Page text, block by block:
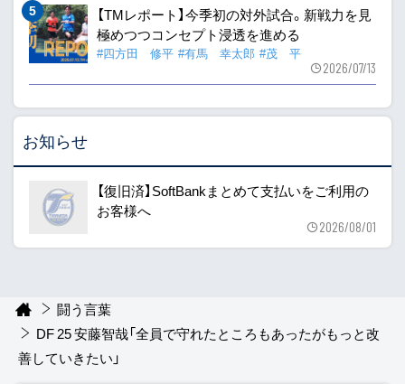
【TMレポート】今季初の対外試合。新戦力を見
極めつつコンセプト浸透を進める
#四方田 修平 #有馬 幸太郎 #茂 平
2026/07/13
お知らせ
【復旧済】SoftBankまとめて支払いをご利用の
お客様へ
2026/08/01
闘う言葉
DF 25 安藤智哉「全員で守れたところもあったがもっと改
善していきたい」